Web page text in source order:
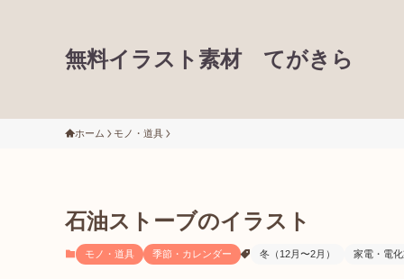
無料イラスト素材 てがきら
ホーム モノ・道具
石油ストーブのイラスト
モノ・道具 季節・カレンダー 冬（12月〜2月） 家電・電